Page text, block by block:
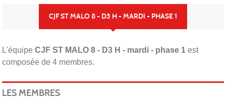
CJF ST MALO 8 - D3 H - MARDI - PHASE 1
L'équipe CJF ST MALO 8 - D3 H - mardi - phase 1 est
composée de 4 membres.
LES MEMBRES